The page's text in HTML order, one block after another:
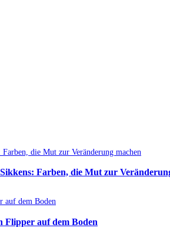
Farben, die Mut zur
Flipper auf dem Boden